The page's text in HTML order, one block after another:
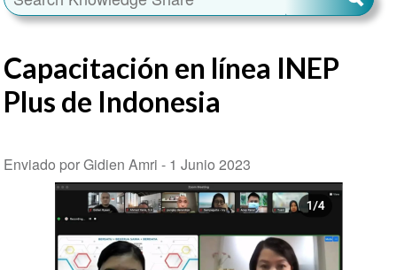
Capacitación en línea INEP
Plus de Indonesia
Enviado por Gidien Amri - 1 Junio 2023